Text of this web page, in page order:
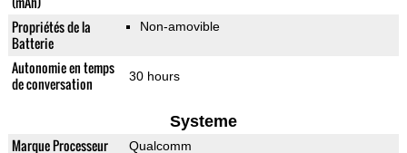
Propriétés de la
Batterie
Non-amovible
Autonomie en temps
de conversation
30 hours
Systeme
Marque Processeur Qualcomm